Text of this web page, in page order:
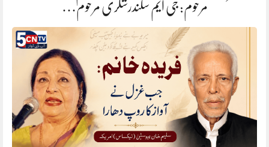
مرحوم: جی ایم سکندرشگری مرحوم…